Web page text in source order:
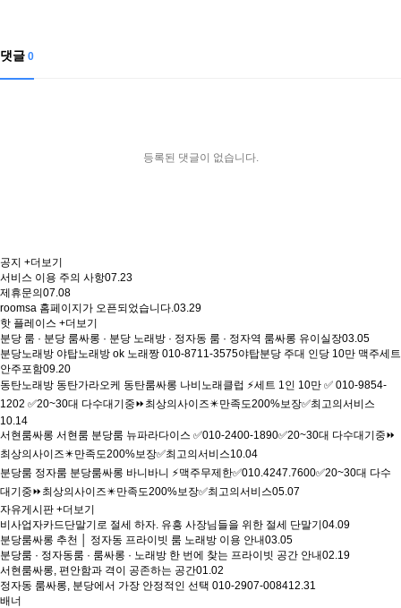
댓글 0
등록된 댓글이 없습니다.
공지 +더보기
서비스 이용 주의 사항07.23
제휴문의07.08
roomsa 홈페이지가 오픈되었습니다. 03.29
핫 플레이스 +더보기
분당 룸 · 분당 룸싸롱 · 분당 노래방 · 정자동 룸 · 정자역 룸싸롱 유이실장03.05
분당노래방 야탑노래방 ok 노래짱 010-8711-3575야탑분당 주대 인당 10만 맥주세트
안주포함09.20
동탄노래방 동탄가라오케 동탄룸싸롱 나비노래클럽 ⚡세트 1인 10만 ✅ 010-9854-
1202 ✅20~30대 다수대기중⏩최상의사이즈✴️만족도200%보장✅최고의서비스
10.14
서현룸싸롱 서현룸 분당룸 뉴파라다이스 ✅010-2400-1890✅20~30대 다수대기중⏩
최상의사이즈✴️만족도200%보장✅최고의서비스10.04
분당룸 정자룸 분당룸싸롱 바니바니 ⚡맥주무제한✅010.4247.7600✅20~30대 다수
대기중⏩최상의사이즈✴️만족도200%보장✅최고의서비스05.07
자유게시판 +더보기
비사업자카드단말기로 절세 하자. 유흥 사장님들을 위한 절세 단말기04.09
분당룸싸롱 추천 │ 정자동 프라이빗 룸 노래방 이용 안내03.05
분당룸 · 정자동룸 · 룸싸롱 · 노래방 한 번에 찾는 프라이빗 공간 안내02.19
서현룸싸롱, 편안함과 격이 공존하는 공간01.02
정자동 룸싸롱, 분당에서 가장 안정적인 선택 010-2907-008412.31
배너